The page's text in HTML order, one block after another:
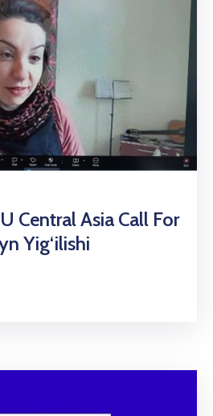
Central Asia Call For
Yig‘ilishi